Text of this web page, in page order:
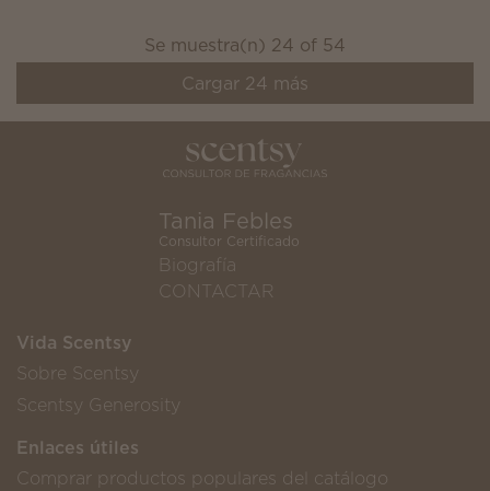
Se muestra(n) 24 of 54
Cargar 24 más
Tania Febles
Consultor Certificado
Biografía
CONTACTAR
Vida Scentsy
Sobre Scentsy
Scentsy Generosity
Enlaces útiles
Comprar productos populares del catálogo